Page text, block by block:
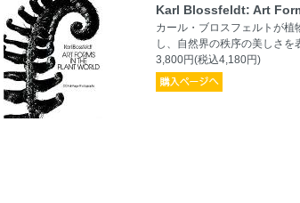
Karl Blossfeldt: Art
カール・ブロスフェルトが
し、自然界の秩序の美しさを
3,800円(税込4,180円)